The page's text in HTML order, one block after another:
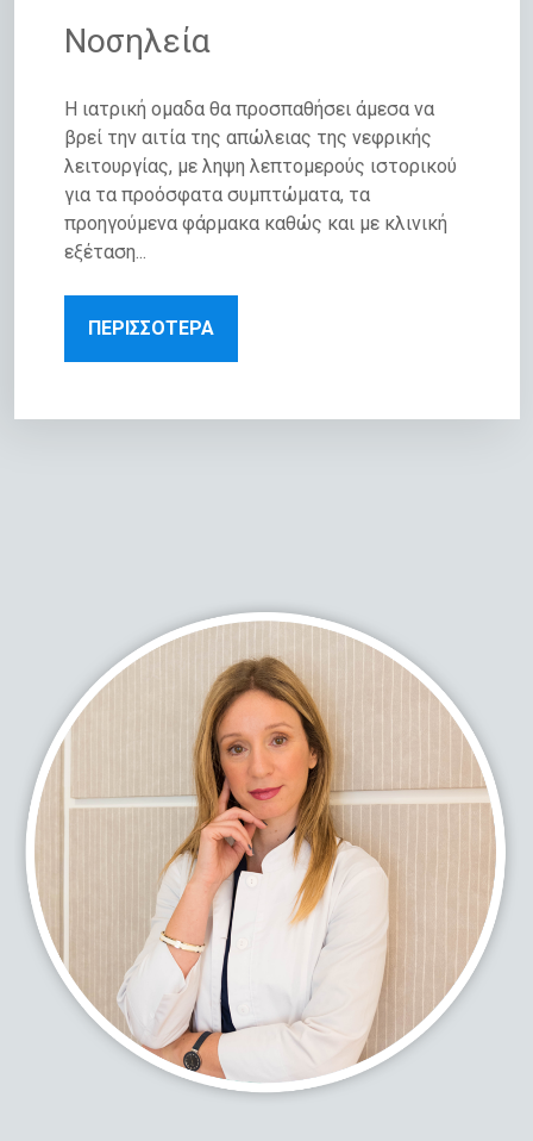
Νοσηλεία
Η ιατρική ομαδα θα προσπαθήσει άμεσα να
βρεί την αιτία της απώλειας της νεφρικής
λειτουργίας, με ληψη λεπτομερούς ιστορικού
για τα προόσφατα συμπτώματα, τα
προηγούμενα φάρμακα καθώς και με κλινική
εξέταση...
ΠΕΡΙΣΣΟΤΕΡΑ